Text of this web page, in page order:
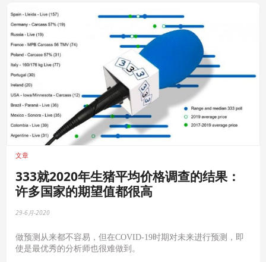
文章
333就2020年生猪平均价格调查的结果：
许多国家的期望值都很高
29-6月-2020
做预测从来都不容易，但在COVID-19时期对未来进行预测，即
使是最优秀的分析师也很难做到。